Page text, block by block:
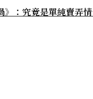
究竟是單純賣弄情